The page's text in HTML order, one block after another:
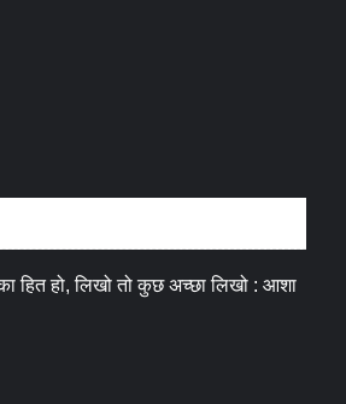
हित हो, लिखो तो कुछ अच्छा लिखो : आशा